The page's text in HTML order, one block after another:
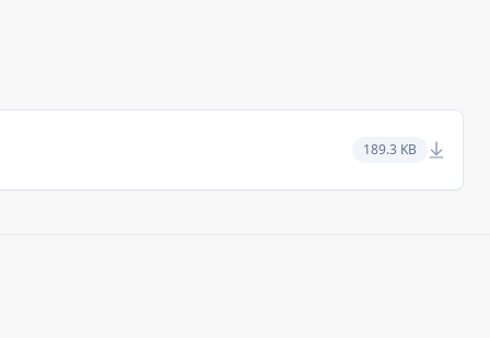
189.3 KB